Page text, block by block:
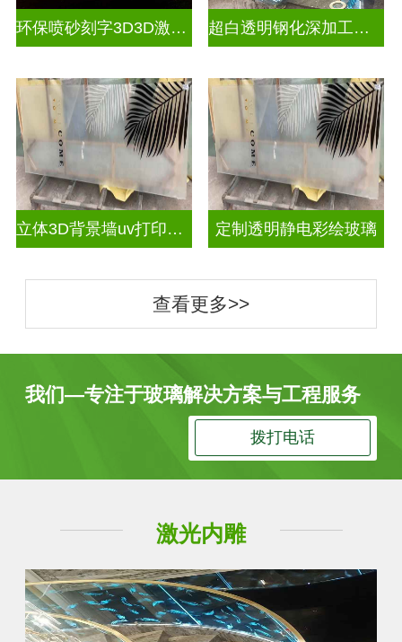
环保喷砂刻字3D3D激光内雕玻璃 超白透明钢化深加工激光内雕屏风
立体3D背景墙uv打印玻璃 定制透明静电彩绘玻璃
查看更多>>
我们—专注于玻璃解决方案与工程服务
拨打电话
激光内雕